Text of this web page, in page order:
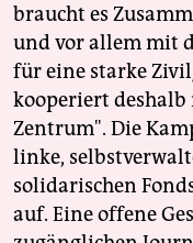
braucht es
und vor allem mit
für eine starke
kooperiert
Zentrum". Die
linke,
solidarischen
auf. Eine offene